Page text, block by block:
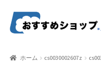
ナ
ビ
コ
ン
ホーム cs0030002607z